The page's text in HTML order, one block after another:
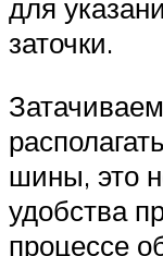
для
заточки.
шины, это
удобства
процессе